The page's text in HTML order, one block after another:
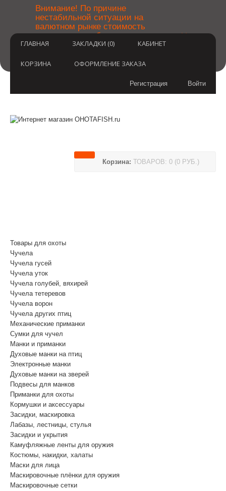
Внимание! По причине
нестабильной ситуации на
валютном рынке стоимость
товаров может быть уточнена
после оформления заказа.
неудобства.
×
ГЛАВНАЯ ЗАКЛАДКИ (0) КАБИНЕТ
КОРЗИНА ОФОРМЛЕНИЕ ЗАКАЗА
Войти
Регистрация
Корзина: ТОВАРОВ: 0 (0 РУБ.)
Товары для охоты
Чучела
Чучела гусей
Чучела уток
Чучела голубей, вяхирей
Чучела тетеревов
Чучела ворон
Чучела других птиц
Механические приманки
Сумки для чучел
Манки и приманки
Духовые манки на птиц
Электронные манки
Духовые манки на зверей
Подвесы для манков
Приманки для охоты
Кормушки и аксессуары
Засидки, маскировка
Лабазы, лестницы, стулья
Засидки и укрытия
Камуфляжные ленты для оружия
Костюмы, накидки, халаты
Маски для лица
Маскировочные плёнки для оружия
Маскировочные сетки